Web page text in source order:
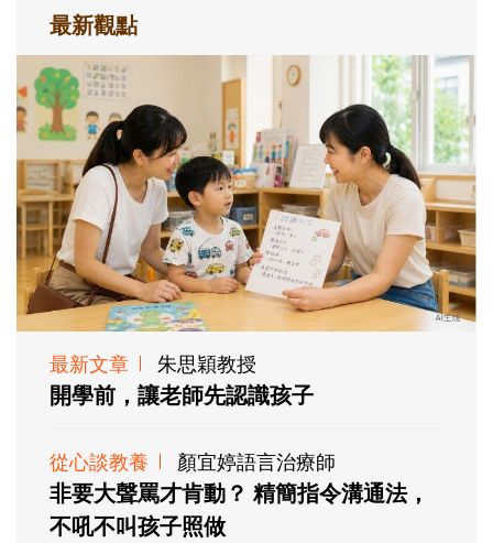
最新觀點
最新文章 朱思穎教授
開學前，讓老師先認識孩子
從心談教養 顏宜婷語言治療師
非要大聲罵才肯動？ 精簡指令溝通法，
不吼不叫孩子照做